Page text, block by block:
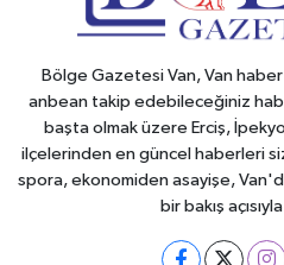
Bölge Gazetesi Van, Van
anbean takip edebileceğiniz
başta olmak üzere Erciş,
ilçelerinden en güncel haberleri
spora, ekonomiden asayişe,
bir bakış